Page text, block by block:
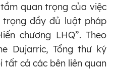
quan trọng của việc
đầy đủ luật pháp
chương LHQ”. Theo
Dujarric, Tổng thư ký
tất cả các bên liên quan